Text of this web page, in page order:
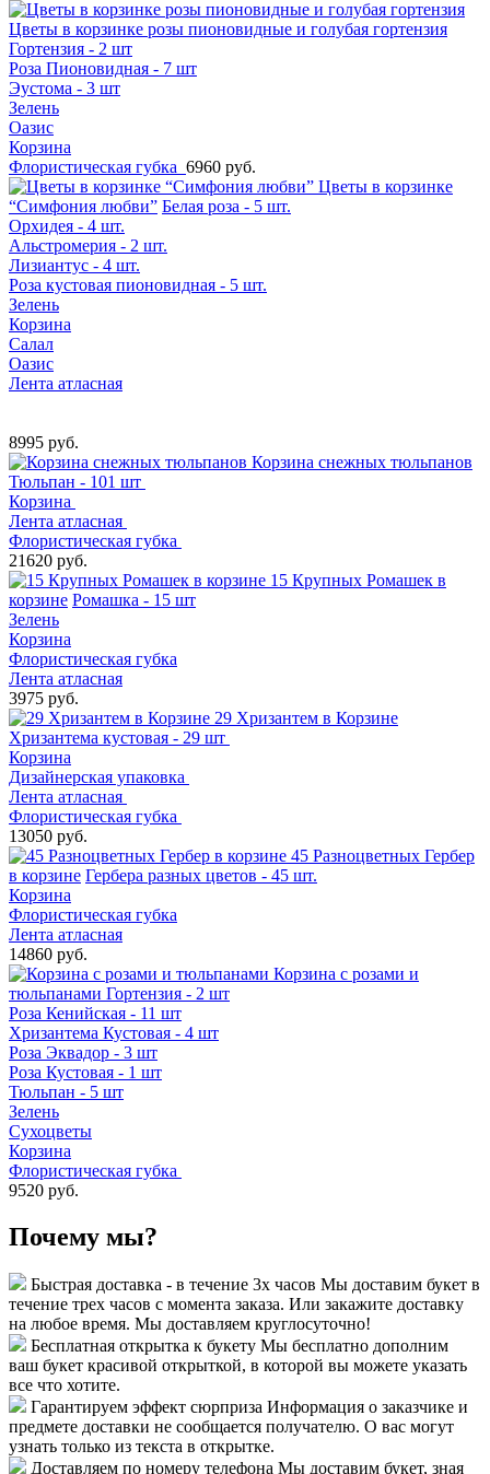
Цветы в корзинке розы пионовидные и голубая гортензия
Гортензия - 2 шт
Роза Пионовидная - 7 шт
Эустома - 3 шт
Зелень
Оазис
Корзина
Флористическая губка 6960 руб.
Цветы в корзинке
“Симфония любви” Белая роза - 5 шт.
Орхидея - 4 шт.
Альстромерия - 2 шт.
Лизиантус - 4 шт.
Роза кустовая пионовидная - 5 шт.
Зелень
Корзина
Салал
Оазис
Лента атласная
8995 руб.
Корзина снежных тюльпанов
Тюльпан - 101 шт
Корзина
Лента атласная
Флористическая губка
21620 руб.
15 Крупных Ромашек в
корзине Ромашка - 15 шт
Зелень
Корзина
Флористическая губка
Лента атласная
3975 руб.
29 Хризантем в Корзине
Хризантема кустовая - 29 шт
Корзина
Дизайнерская упаковка
Лента атласная
Флористическая губка
13050 руб.
45 Разноцветных Гербер
в корзине Гербера разных цветов - 45 шт.
Корзина
Флористическая губка
Лента атласная
14860 руб.
Корзина с розами и
тюльпанами Гортензия - 2 шт
Роза Кенийская - 11 шт
Хризантема Кустовая - 4 шт
Роза Эквадор - 3 шт
Роза Кустовая - 1 шт
Тюльпан - 5 шт
Зелень
Сухоцветы
Корзина
Флористическая губка
9520 руб.
Почему мы?
Быстрая доставка - в течение 3х часов Мы доставим букет в
течение трех часов с момента заказа. Или закажите доставку
на любое время. Мы доставляем круглосуточно!
Бесплатная открытка к букету Мы бесплатно дополним
ваш букет красивой открыткой, в которой вы можете указать
все что хотите.
Гарантируем эффект сюрприза Информация о заказчике и
предмете доставки не сообщается получателю. О вас могут
узнать только из текста в открытке.
Доставляем по номеру телефона Мы доставим букет, зная